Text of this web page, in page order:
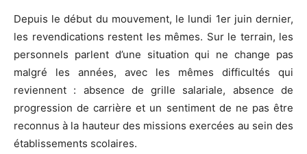
Depuis le début du mouvement, le lundi 1er juin dernier,
les revendications restent les mêmes. Sur le terrain, les
personnels parlent d’une situation qui ne change pas
malgré les années, avec les mêmes difficultés qui
reviennent : absence de grille salariale, absence de
progression de carrière et un sentiment de ne pas être
reconnus à la hauteur des missions exercées au sein des
établissements scolaires.